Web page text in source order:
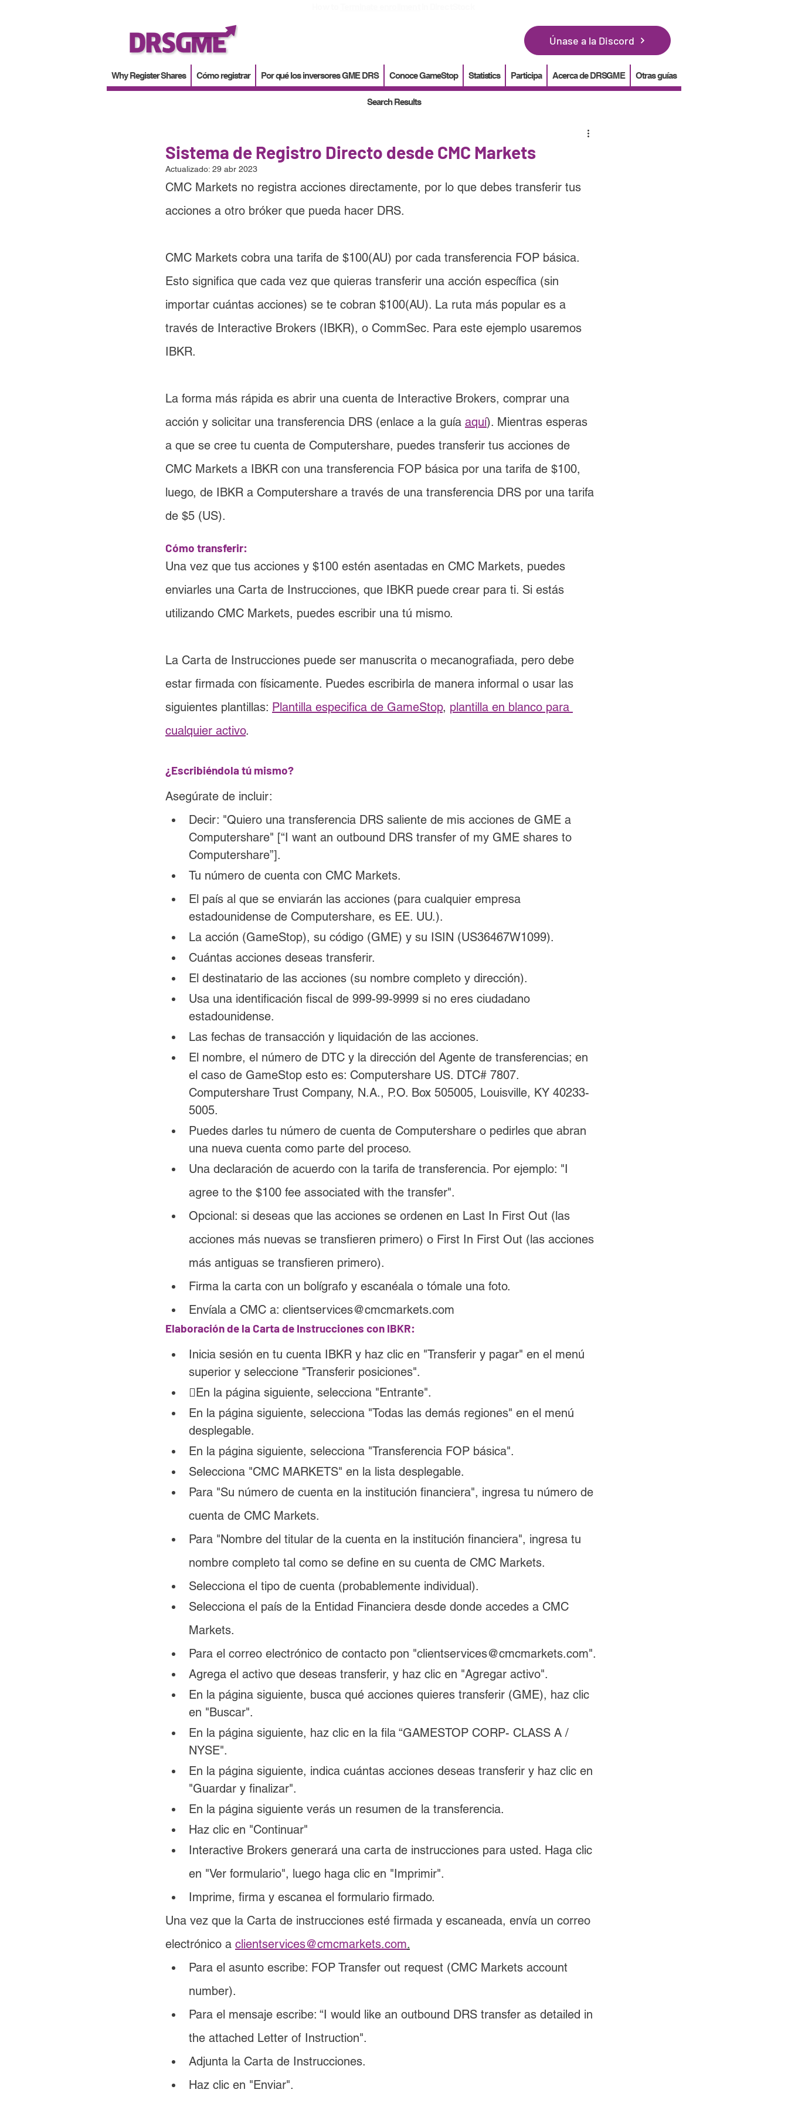
Únase a la Discord
Why Register Shares Cómo registrar Por qué los inversores GME DRS Conoce GameStop Statistics Participa Acerca de DRSGME Otras guías
Search Results
Sistema de Registro Directo desde CMC Markets
Actualizado: 29 abr 2023
CMC Markets no registra acciones directamente, por lo que debes transferir tus
acciones a otro bróker que pueda hacer DRS.
CMC Markets cobra una tarifa de $100(AU) por cada transferencia FOP básica.
Esto significa que cada vez que quieras transferir una acción específica (sin
importar cuántas acciones) se te cobran $100(AU). La ruta más popular es a
través de Interactive Brokers (IBKR), o CommSec. Para este ejemplo usaremos
IBKR.
La forma más rápida es abrir una cuenta de Interactive Brokers, comprar una
acción y solicitar una transferencia DRS (enlace a la guía aquí). Mientras esperas
a que se cree tu cuenta de Computershare, puedes transferir tus acciones de
CMC Markets a IBKR con una transferencia FOP básica por una tarifa de $100,
luego, de IBKR a Computershare a través de una transferencia DRS por una tarifa
de $5 (US).
Cómo transferir:
Una vez que tus acciones y $100 estén asentadas en CMC Markets, puedes
enviarles una Carta de Instrucciones, que IBKR puede crear para ti. Si estás
utilizando CMC Markets, puedes escribir una tú mismo.
La Carta de Instrucciones puede ser manuscrita o mecanografiada, pero debe
estar firmada con físicamente. Puedes escribirla de manera informal o usar las
siguientes plantillas: Plantilla especifica de GameStop, plantilla en blanco para
cualquier activo.
¿Escribiéndola tú mismo?
Asegúrate de incluir:
Decir: "Quiero una transferencia DRS saliente de mis acciones de GME a
Computershare" [“I want an outbound DRS transfer of my GME shares to
Computershare”].
Tu número de cuenta con CMC Markets.
El país al que se enviarán las acciones (para cualquier empresa
estadounidense de Computershare, es EE. UU.).
La acción (GameStop), su código (GME) y su ISIN (US36467W1099).
Cuántas acciones deseas transferir.
El destinatario de las acciones (su nombre completo y dirección).
Usa una identificación fiscal de 999-99-9999 si no eres ciudadano
estadounidense.
Las fechas de transacción y liquidación de las acciones.
El nombre, el número de DTC y la dirección del Agente de transferencias; en
el caso de GameStop esto es: Computershare US. DTC# 7807.
Computershare Trust Company, N.A., P.O. Box 505005, Louisville, KY 40233-
5005.
Puedes darles tu número de cuenta de Computershare o pedirles que abran
una nueva cuenta como parte del proceso.
Una declaración de acuerdo con la tarifa de transferencia. Por ejemplo: "I
agree to the $100 fee associated with the transfer".
Opcional: si deseas que las acciones se ordenen en Last In First Out (las
acciones más nuevas se transfieren primero) o First In First Out (las acciones
más antiguas se transfieren primero).
Firma la carta con un bolígrafo y escanéala o tómale una foto.
Envíala a CMC a: clientservices@cmcmarkets.com
Elaboración de la Carta de Instrucciones con IBKR:
Inicia sesión en tu cuenta IBKR y haz clic en "Transferir y pagar" en el menú
superior y seleccione "Transferir posiciones".
En la página siguiente, selecciona "Entrante".
En la página siguiente, selecciona "Todas las demás regiones" en el menú
desplegable.
En la página siguiente, selecciona "Transferencia FOP básica".
Selecciona "CMC MARKETS" en la lista desplegable.
Para "Su número de cuenta en la institución financiera", ingresa tu número de
cuenta de CMC Markets.
Para "Nombre del titular de la cuenta en la institución financiera", ingresa tu
nombre completo tal como se define en su cuenta de CMC Markets.
Selecciona el tipo de cuenta (probablemente individual).
Selecciona el país de la Entidad Financiera desde donde accedes a CMC
Markets.
Para el correo electrónico de contacto pon "clientservices@cmcmarkets.com".
Agrega el activo que deseas transferir, y haz clic en "Agregar activo".
En la página siguiente, busca qué acciones quieres transferir (GME), haz clic
en "Buscar".
En la página siguiente, haz clic en la fila “GAMESTOP CORP- CLASS A /
NYSE".
En la página siguiente, indica cuántas acciones deseas transferir y haz clic en
"Guardar y finalizar".
En la página siguiente verás un resumen de la transferencia.
Haz clic en "Continuar"
Interactive Brokers generará una carta de instrucciones para usted. Haga clic
en "Ver formulario", luego haga clic en "Imprimir".
Imprime, firma y escanea el formulario firmado.
Una vez que la Carta de instrucciones esté firmada y escaneada, envía un correo
electrónico a clientservices@cmcmarkets.com.
Para el asunto escribe: FOP Transfer out request (CMC Markets account
number).
Para el mensaje escribe: “I would like an outbound DRS transfer as detailed in
the attached Letter of Instruction".
Adjunta la Carta de Instrucciones.
Haz clic en "Enviar".